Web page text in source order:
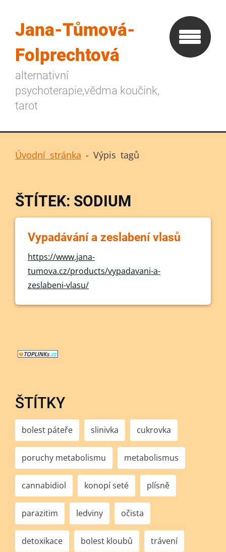
Jana-Tůmová-
Folprechtová
alternativní
psychoterapie,vědma koučink,
tarot
Úvodní stránka - Výpis tagů
ŠTÍTEK: SODIUM
Vypadávání a zeslabení vlasů
https://www.jana-
tumova.cz/products/vypadavani-a-
zeslabeni-vlasu/
ŠTÍTKY
bolest páteře slinivka cukrovka
poruchy metabolismu metabolismus
cannabidiol konopí seté plísně
parazitim ledviny očista
detoxikace bolest kloubů trávení